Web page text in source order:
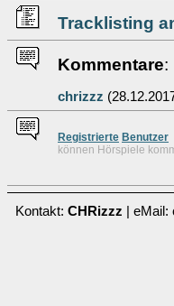
Tracklisting
Kommentare:
chrizzz
Registrierte Benutzer
können Hörspiele
Kontakt: CHRizzz |